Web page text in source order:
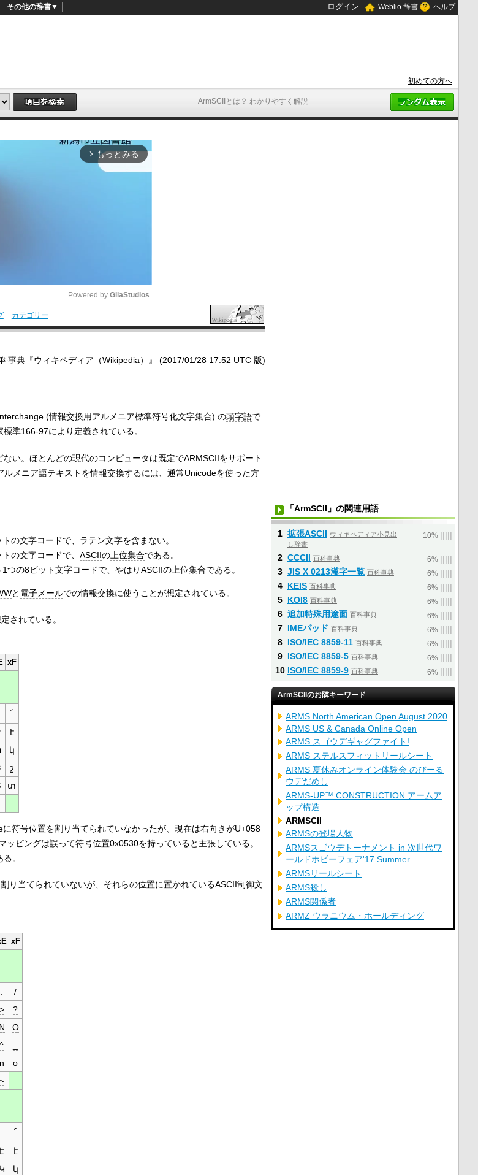
ArmSCIIとは？ わかりやすく解説
その他の辞書▼ ログイン Weblio 辞書 ヘルプ
初めての方へ
arrow_forward_ios もっとみる
M
t
Powered by GliaStudios
カテゴリー
事典『ウィキペディア（Wikipedia）』 (2017/01/28 17:52 UTC 版)
(情報交換用アルメニア標準符号化文字集合) の頭字語で
準166-97により定義されている。
い。ほとんどの現代のコンピュータは既定でARMSCIIをサポート
ルメニア語テキストを情報交換するには、通常Unicodeを使った方
の文字コードで、ラテン文字を含まない。
の文字コードで、 ASCIIの上位集合である。
つの8ビット文字コードで、やはりASCIIの上位集合である。
と 電子メールでの情報交換に使うことが想定されている。
されている。
xF
՜
է
կ
շ
տ
符号位置を割り当てられていなかったが、現在は右向きがU+058
ピングは誤って符号位置0x0530を持っていると主張している。
。
り当てられていないが、それらの位置に置かれているASCII制御文
xF
/
> ?
N O
^
n o
~
՜
Է է
Կ կ
「ArmSCII」の関連用語
1 拡張ASCII ウィキペディア小見出
し辞書
10%
2 CCCII 百科事典 6%
3 JIS X 0213漢字一覧 百科事典 6%
4 KEIS 百科事典 6%
5 KOI8 百科事典 6%
6 追加特殊用途面 百科事典 6%
7 IMEパッド 百科事典 6%
8 ISO/IEC 8859-11 百科事典 6%
9 ISO/IEC 8859-5 百科事典 6%
10 ISO/IEC 8859-9 百科事典 6%
ArmSCIIのお隣キーワード
ARMS North American Open August 2020
ARMS US & Canada Online Open
ARMS スゴウデギャグファイト!
ARMS ステルスフィットリールシート
ARMS 夏休みオンライン体験会 のびーる
ウデだめし
ARMS-UP™ CONSTRUCTION アームア
ップ構造
ARMSCII
ARMSの登場人物
ARMSスゴウデトーナメント in 次世代ワ
ールドホビーフェア'17 Summer
ARMSリールシート
ARMS殺し
ARMS関係者
ARMZ ウラニウム・ホールディング